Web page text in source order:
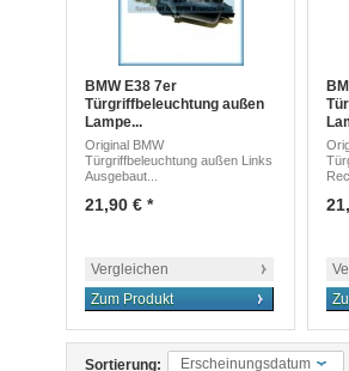
BMW E38 7er
Türgriffbeleuchtung außen
Lampe...
Original BMW
Türgriffbeleuchtung außen Links
Ausgebaut...
21,90 € *
Vergleichen
Zum Produkt
Sortierung: Erscheinungsdatum